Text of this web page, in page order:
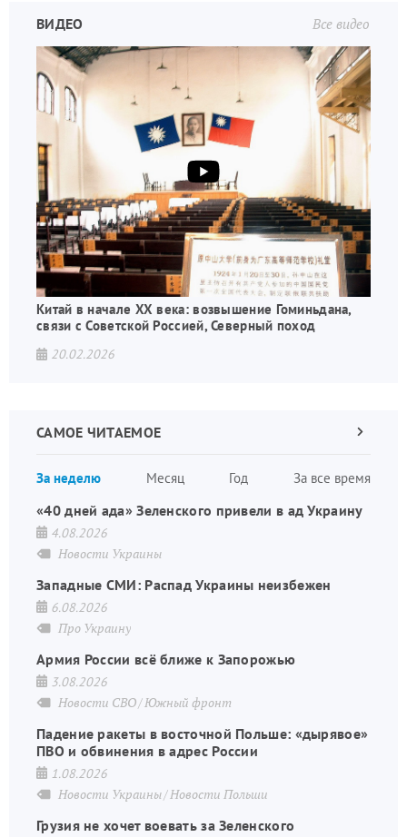
Все видео
ВИДЕО
Китай в начале XX века: возвышение Гоминьдана,
связи с Советской Россией, Северный поход
20.02.2026
САМОЕ ЧИТАЕМОЕ
За неделю Месяц Год За все время
Следующая
«40 дней ада» Зеленского привели в ад Украину
4.08.2026
Новости Украины
Западные СМИ: Распад Украины неизбежен
6.08.2026
Про Украину
Армия России всё ближе к Запорожью
3.08.2026
Новости СВО Южный фронт
Падение ракеты в восточной Польше: «дырявое»
ПВО и обвинения в адрес России
1.08.2026
Новости Украины Новости Польши
Грузия не хочет воевать за Зеленского